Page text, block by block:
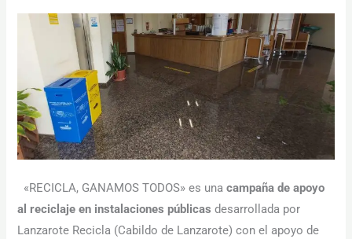
«RECICLA, GANAMOS TODOS» es unacampaña de apoyo
al reciclaje en instalaciones públicas desarrollada por
Lanzarote Recicla (Cabildo de Lanzarote) con el apoyo de
Necesarias
Estas
cookies no
opcionales.
Son
para que